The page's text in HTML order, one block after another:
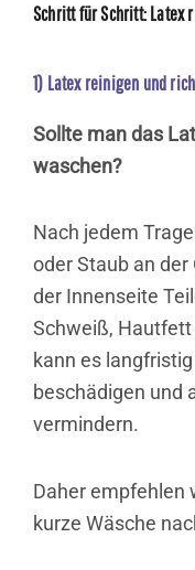
Schritt für Schritt: Latex
1) Latex reinigen und
Sollte man das
waschen?
Nach jedem
oder Staub an
der Innenseite
Schweiß, Hautfett
kann es
beschädigen und
vermindern.
Daher empfehlen
kurze Wäsche